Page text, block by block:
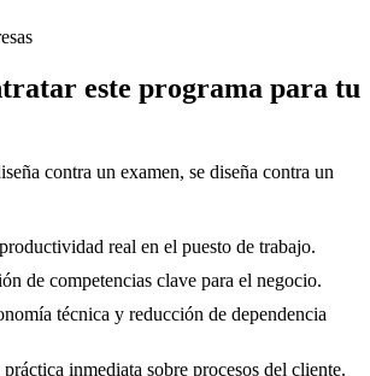
este programa para tu
contra un examen, se diseña contra un
real en el puesto de trabajo.
de competencias clave para el negocio.
técnica y reducción de dependencia
inmediata sobre procesos del cliente.